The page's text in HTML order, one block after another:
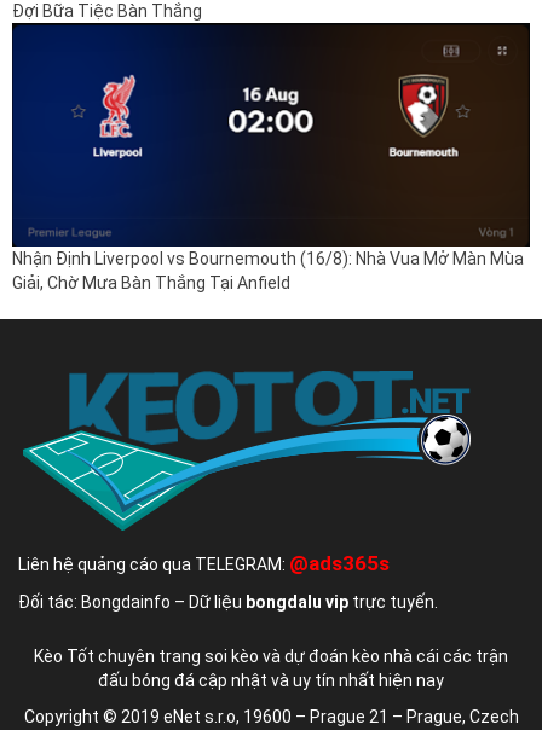
Đợi Bữa Tiệc Bàn Thắng
Nhận Định Liverpool vs Bournemouth (16/8): Nhà Vua Mở Màn Mùa
Giải, Chờ Mưa Bàn Thắng Tại Anfield
Liên hệ quảng cáo qua TELEGRAM: @ads365s
Đối tác: Bongdainfo – Dữ liệu bongdalu vip trực tuyến.
Kèo Tốt chuyên trang soi kèo và dự đoán kèo nhà cái các trận
đấu bóng đá cập nhật và uy tín nhất hiện nay
Copyright © 2019 eNet s.r.o, 19600 – Prague 21 – Prague, Czech